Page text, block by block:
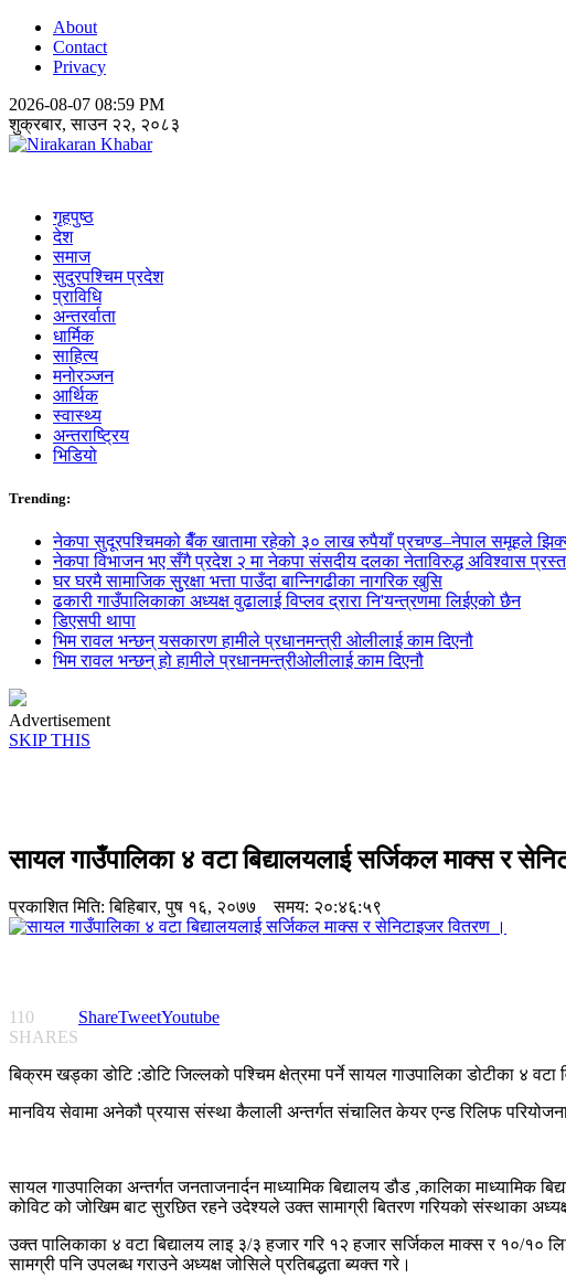
About
Contact
Privacy
2026-08-07 08:59 PM
शुक्रबार, साउन २२, २०८३
गृहपुष्ठ
देश
समाज
सुदुरपश्चिम प्रदेश
प्राविधि
अन्तरर्वाता
धार्मिक
साहित्य
मनोरञ्जन
आर्थिक
स्वास्थ्य
अन्तराष्ट्रिय
भिडियो
Trending:
नेकपा सुदूरपश्चिमको बैँक खातामा रहेको ३० लाख रुपैयाँ प्रचण्ड–नेपाल समूहले
नेकपा विभाजन भए सँगै प्रदेश २ मा नेकपा संसदीय दलका नेताविरुद्ध अविश्वास
घर घरमै सामाजिक सुुरक्षा भत्ता पाउँदा बान्निगढीका नागरिक खुसि
ढकारी गाउँपालिकाका अध्यक्ष वुढालाई विप्लव द्रारा नि'यन्त्रणमा लिईएको छैन
डिएसपी थापा
भिम रावल भन्छन् यसकारण हामीले प्रधानमन्त्री ओलीलाई काम दिएनौ
भिम रावल भन्छन् हो हामीले प्रधानमन्त्रीओलीलाई काम दिएनौ
Advertisement
SKIP THIS
सायल गाउँपालिका ४ वटा बिद्यालयलाई सर्जिकल माक्स र
प्रकाशित मिति:बिहिबार, पुष १६, २०७७ समय: २०:४६:५९
110
SHARES
ShareTweetYoutube
बिक्रम खड्का डोटि :डोटि जिल्लको पश्चिम क्षेत्रमा पर्ने सायल गाउपालिका डोटीका ४ वटा
मानविय सेवामा अनेकौ प्रयास संस्था कैलाली अन्तर्गत संचालित केयर एन्ड रिलिफ
सायल गाउपालिका अन्तर्गत जनताजनार्दन माध्यामिक बिद्यालय डौड ,कालिका माध्यामिक
कोविट को जोखिम बाट सुरछित रहने उदेश्यले उक्त सामाग्री बितरण गरियको संस्थाका
उक्त पालिकाका ४ वटा बिद्यालय लाइ ३/३ हजार गरि १२ हजार सर्जिकल माक्स र १०/१०
सामग्री पनि उपलब्ध गराउने अध्यक्ष जोसिले प्रतिबद्धता ब्यक्त गरे।